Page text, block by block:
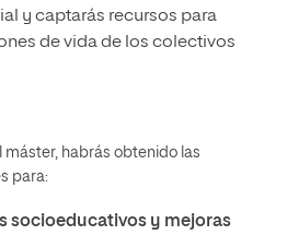
y captarás recursos para
de vida de los colectivos
máster, habrás obtenido las
para:
socioeducativos y mejoras